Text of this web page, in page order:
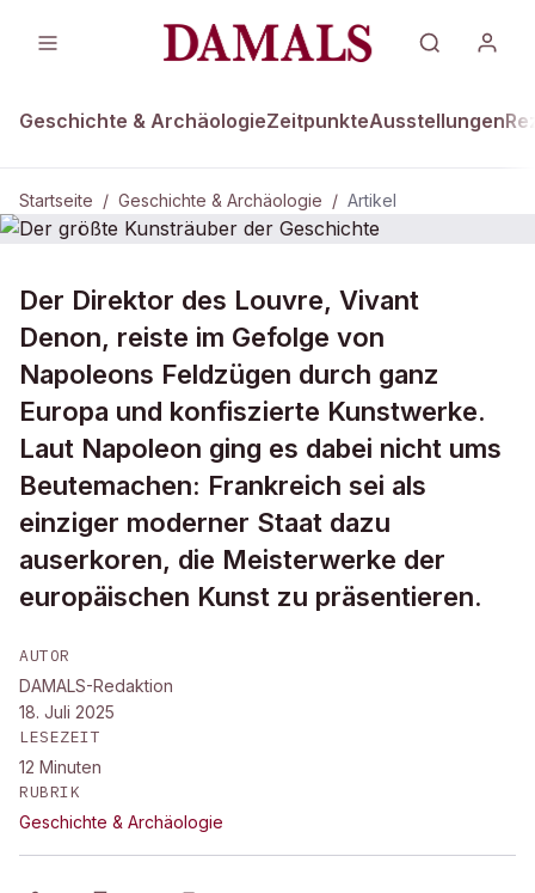
Geschichte & ArchäologieZeitpunkteAusstellungen
Startseite / Geschichte & Archäologie / Artikel
DAMALS Plus GESCHICHTE & ARCHÄOLOGIE
Der größte Kunsträuber der
Geschichte
Der Direktor des Louvre, Vivant
Denon, reiste im Gefolge von
Napoleons Feldzügen durch ganz
Europa und konfiszierte Kunstwerke.
Laut Napoleon ging es dabei nicht ums
Beutemachen: Frankreich sei als
einziger moderner Staat dazu
auserkoren, die Meisterwerke der
europäischen Kunst zu präsentieren.
AUTOR
DAMALS-Redaktion
18. Juli 2025
LESEZEIT
12 Minuten
RUBRIK
Geschichte & Archäologie